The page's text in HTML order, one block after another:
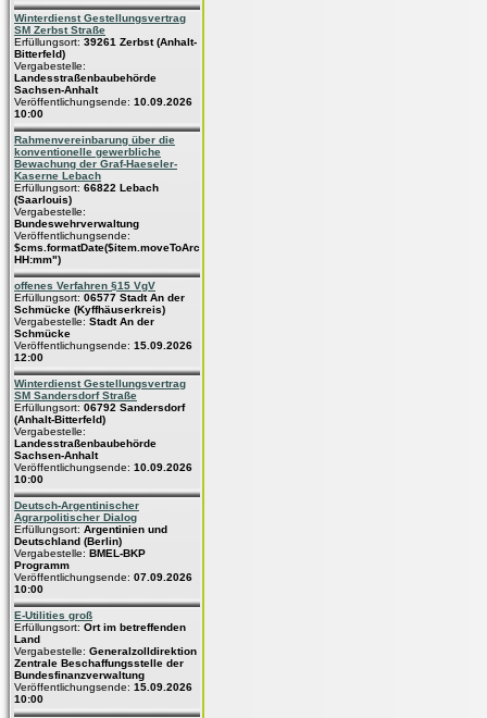
Winterdienst Gestellungsvertrag
SM Zerbst Straße
Erfüllungsort: 39261 Zerbst (Anhalt-
Bitterfeld)
Vergabestelle:
Landesstraßenbaubehörde
Sachsen-Anhalt
Veröffentlichungsende: 10.09.2026
10:00
Rahmenvereinbarung über die
konventionelle gewerbliche
Bewachung der Graf-Haeseler-
Kaserne Lebach
Erfüllungsort: 66822 Lebach
(Saarlouis)
Vergabestelle:
Bundeswehrverwaltung
Veröffentlichungsende:
$cms.formatDate($item.moveToArchive,"dd.MM.yyyy
HH:mm")
offenes Verfahren §15 VgV
Erfüllungsort: 06577 Stadt An der
Schmücke (Kyffhäuserkreis)
Vergabestelle: Stadt An der
Schmücke
Veröffentlichungsende: 15.09.2026
12:00
Winterdienst Gestellungsvertrag
SM Sandersdorf Straße
Erfüllungsort: 06792 Sandersdorf
(Anhalt-Bitterfeld)
Vergabestelle:
Landesstraßenbaubehörde
Sachsen-Anhalt
Veröffentlichungsende: 10.09.2026
10:00
Deutsch-Argentinischer
Agrarpolitischer Dialog
Erfüllungsort: Argentinien und
Deutschland (Berlin)
Vergabestelle: BMEL-BKP
Programm
Veröffentlichungsende: 07.09.2026
10:00
E-Utilities groß
Erfüllungsort: Ort im betreffenden
Land
Vergabestelle: Generalzolldirektion
Zentrale Beschaffungsstelle der
Bundesfinanzverwaltung
Veröffentlichungsende: 15.09.2026
10:00